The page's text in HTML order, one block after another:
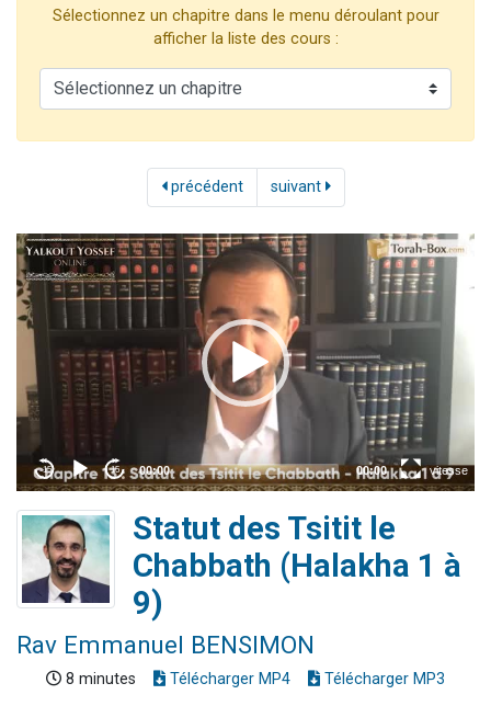
Il reste 49 places pour étudier en groupe sur Zoom
3 personnes viennent de nous rejoindre sur WhatsApp
Sélectionnez un chapitre dans le menu déroulant pour
afficher la liste des cours :
précédent suivant
Statut des Tsitit le
Chabbath (Halakha 1 à
9)
Rav Emmanuel BENSIMON
8 minutes Télécharger MP4 Télécharger MP3